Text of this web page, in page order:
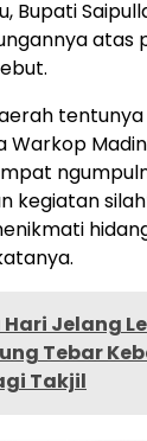
Bupati
atas
Warkop
kegiatan
Hari Jelang
Tebar
Takjil